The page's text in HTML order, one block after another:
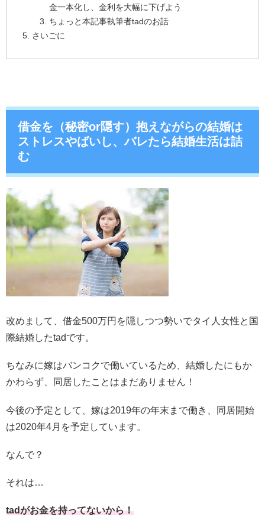
金一本化し、金利を大幅に下げよう
ちょっと本記事執筆者tadのお話
さいごに
借金を（秘密or隠す）抱えながらの結婚は
ストレスやばいし、バレたら結婚生活は詰
む
改めまして、借金500万円を隠しつつ勢いでタイ人女性と国
際結婚したtadです。
ちなみに嫁はバンコクで働いているため、結婚したにもか
かわらず、同居したことはまだありません！
今後の予定として、嫁は2019年の年末まで働き、同居開始
は2020年4月を予定しています。
なんで？
それは…
tadがお金を持ってないから！